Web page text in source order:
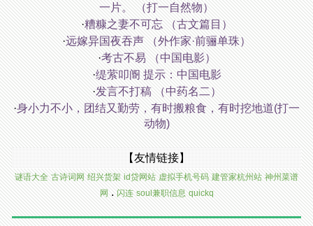
一片。 （打一自然物）
·糟糠之妻不可忘 （古文篇目）
·远嫁异国夜吞声 （外作家·前骊单珠）
·考古不易 （中国电影）
·缇萦叩阍 提示：中国电影
·发言不打稿 （中药名二）
·身小力不小，团结又勤劳，有时搬粮食，有时挖地道(打一
动物)
【友情链接】
谜语大全 古诗词网 绍兴货架 id贷网站 虚拟手机号码 建管家杭州站 神州菜谱
网 . 闪连 soul兼职信息 quickq